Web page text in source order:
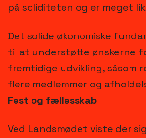
på soliditeten og er meget
Det solide økonomiske
til at understøtte ønskerne
fremtidige udvikling, såsom
flere medlemmer og
Fest og fællesskab
Ved Landsmødet viste der